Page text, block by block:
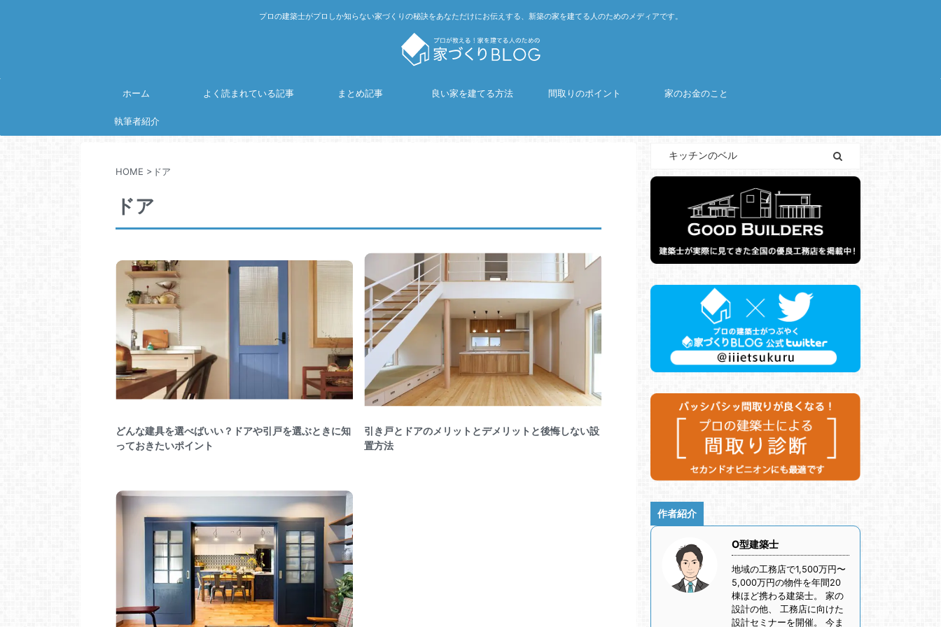
プロの建築士がプロしか知らない家づくりの秘訣をあなただけにお伝えする、新築の家を建てる人のためのメディアです。
ホーム よく読まれている記事 まとめ記事 良い家を建てる方法 間取りのポイント 家のお金のこと
執筆者紹介
HOME > ドア
ドア
どんな建具を選べばいい？ドアや引戸を選ぶときに知
っておきたいポイント
引き戸とドアのメリットとデメリットと後悔しない設
置方法
作者紹介
O型建築士
地域の工務店で1,500万円〜
5,000万円の物件を年間20
棟ほど携わる建築士。 家の
設計の他、 工務店に向けた
設計セミナーを開催。 今ま